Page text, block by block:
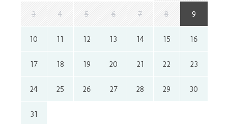
3 4 5 6 7 8 9
10 11 12 13 14 15 16
17 18 19 20 21 22 23
24 25 26 27 28 29 30
31